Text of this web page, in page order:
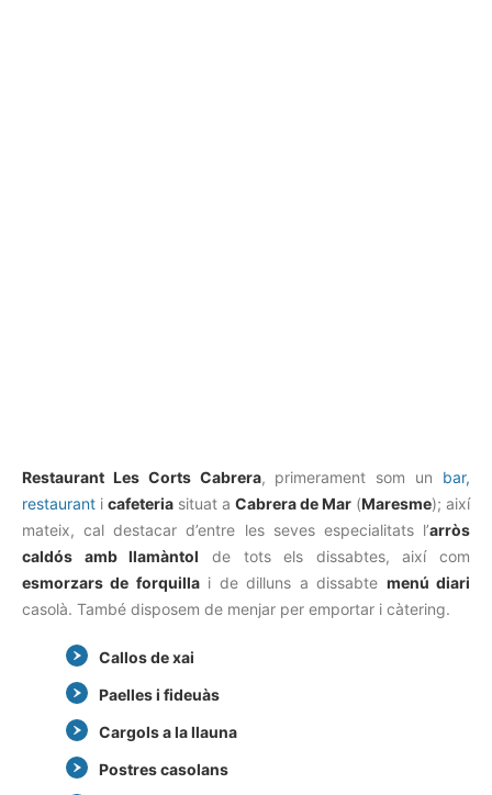
Restaurant Les Corts Cabrera, primerament som un bar,
restaurant i cafeteria situat a Cabrera de Mar (Maresme); així
mateix, cal destacar d’entre les seves especialitats l’arròs
caldós amb llamàntol de tots els dissabtes, així com
esmorzars de forquillai de dilluns a dissabte menú diari
casolà. També disposem de menjar per emportar i càtering.
Callos de xai
Paelles i fideuàs
Cargols a la llauna
Postres casolans